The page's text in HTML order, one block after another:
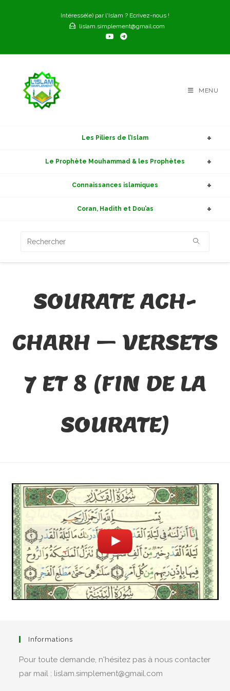
Intéressé(e) par l'Islam ? Ecrivez-nous !
lislam.simplement@gmail.com
MENU
Les Piliers de l’Islam
Le Prophète Mouhammad & les Prophètes
Connaissances islamiques
Coran, Hadith et Dou’as
SOURATE ACH-
CHARH – VERSETS
7 ET 8 (FIN DE LA
SOURATE)
Informations
Pour toute demande, n'hésitez pas à nous contacter
par mail : lislam.simplement@gmail.com